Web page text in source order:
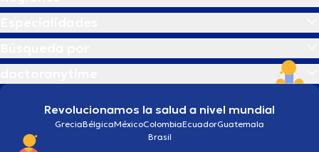
Revolucionamos la salud a nivel mundial
GreciaBélgicaMéxicoColombiaEcuadorGuatemala
Brasil